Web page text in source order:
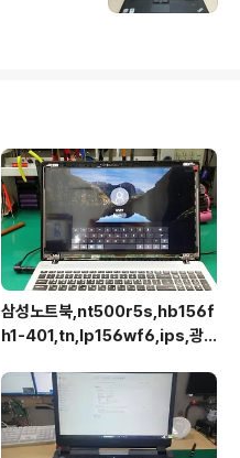
삼성노트북,nt500r5s,hb156f
h1-401,tn,lp156wf6,ips,광